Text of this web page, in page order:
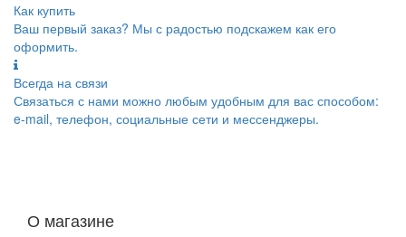
Как купить
Ваш первый заказ? Мы с радостью подскажем как его
оформить.
Всегда на связи
Связаться с нами можно любым удобным для вас способом:
e-mail, телефон, социальные сети и мессенджеры.
О магазине